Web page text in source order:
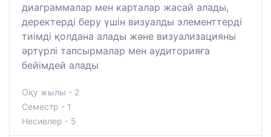
диаграммалар мен карталар жасай алады,
деректерді беру үшін визуалды элементтерді
тиімді қолдана алады және визуализацияны
әртүрлі тапсырмалар мен аудиторияға
бейімдей алады
Оқу жылы - 2
Семестр - 1
Несиелер - 5